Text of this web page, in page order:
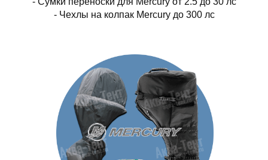
- Чехлы на колпак Mercury до 300 лс